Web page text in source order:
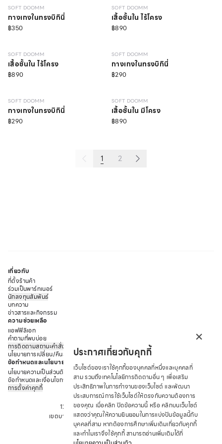
SOFT DOOMM
กางเกงในทรงบิกินี่
฿350
SOFT DOOMM
เสื้อชั้นใน ไร้โครง
฿890
LEVEL 3
SOFT DOOMM
เสื้อชั้นใน ไร้โครง
฿890
SOFT DOOMM
กางเกงในทรงบิกินี่
฿290
SOFT DOOMM
กางเกงในทรงบิกินี่
฿290
LEVEL 3
SOFT DOOMM
เสื้อชั้นใน มีโครง
฿890
1 2
เกี่ยวกับ
ที่ตั้งร้านค้า
ร่วมเป็นพาร์ทเนอร์
นักลงทุนสัมพันธ์
บทความ
ข่าวสารและกิจกรรม
ความช่วยเหลือ
แอฟฟิลิเอท
คำถามที่พบบ่อย
การติดตามสถานะคำสั่งซื้อ
นโยบายการเปลี่ยน/คืนสินค้า
ข้อกำหนดและนโยบาย
นโยบายความเป็นส่วนตัว
ข้อกำหนดและเงื่อนไขการให้บริการ
การตั้งค่าคุกกี้
บริษัท ซาบีน่า ฟาร์อีสท์ จำกัด
12 ถนนอรุณอมรินทร์ แขวงอรุณอมรินทร์
เขตบางกอกน้อย จังหวัด กรุงเทพมหานคร 10700
โทร : +66 2 422 9430
อีเมล: CRM@SABINA.CO.TH
×
ประกาศเกี่ยวกับคุกกี้
เว็บไซต์ของเราใช้คุกกี้ของบุคคลที่หนึ่งและบุคคลที่
สาม รวมถึงเทคโนโลยีการติดตามอื่น ๆ เพื่อเสริม
ประสิทธิภาพในการทำงานของเว็บไซต์ และพัฒนา
ประสบการณ์การใช้เว็บไซต์ให้ตรงกับความต้องการ
ของคุณ เมื่อคลิก ปิดข้อความนี้ หรือ คลิกบนเว็บไซต์
แสดงว่าคุณให้ความยินยอมในการแบ่งปันข้อมูลนี้กับ
บุคคลที่สาม หากต้องการศึกษาเพิ่มเติมเกี่ยวกับคุกกี้
และทำไมเราจึงใช้คุกกี้ สามารถอ่านเพิ่มเติมได้ที่